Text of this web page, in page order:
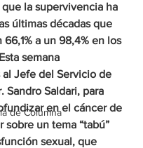
de Columna
la supervivencia ha
últimas décadas que
66,1% a un 98,4% en los
semana
Jefe del Servicio de
Sandro Saldari, para
en el cáncer de
sobre un tema “tabú”
sexual, que